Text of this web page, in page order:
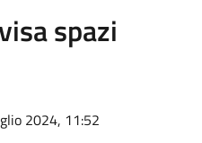
spazi
2024, 11:52